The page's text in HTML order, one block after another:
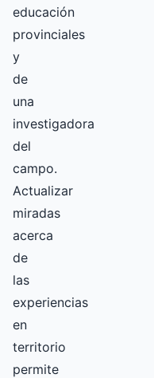
educación
provinciales
y
de
una
investigadora
del
campo.
Actualizar
miradas
acerca
de
las
experiencias
en
territorio
permite